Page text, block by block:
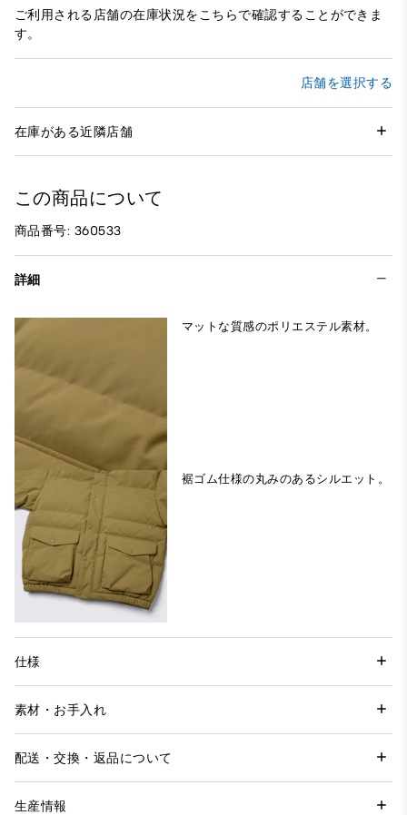
ご利用される店舗の在庫状況をこちらで確認することができま
す。
店舗を選択する
在庫がある近隣店舗
この商品について
商品番号: 360533
詳細
マットな質感のポリエステル素材。
裾ゴム仕様の丸みのあるシルエット。
仕様
素材・お手入れ
配送・交換・返品について
生産情報